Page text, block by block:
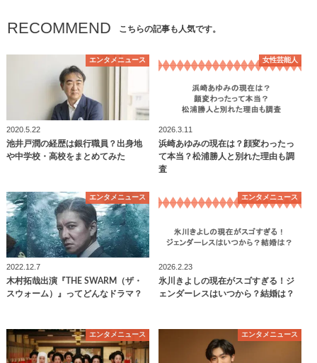
RECOMMEND こちらの記事も人気です。
エンタメニュース
2020.5.22
池井戸潤の経歴は銀行職員？出身地
や中学校・高校をまとめてみた
女性芸能人
2026.3.11
浜崎あゆみの現在は？顔変わったっ
て本当？松浦勝人と別れた理由も調
査
エンタメニュース
2022.12.7
木村拓哉出演『THE SWARM（ザ・
スウォーム）』ってどんなドラマ？
エンタメニュース
2026.2.23
氷川きよしの現在がスゴすぎる！ジ
ェンダーレスはいつから？結婚は？
エンタメニュース エンタメニュース